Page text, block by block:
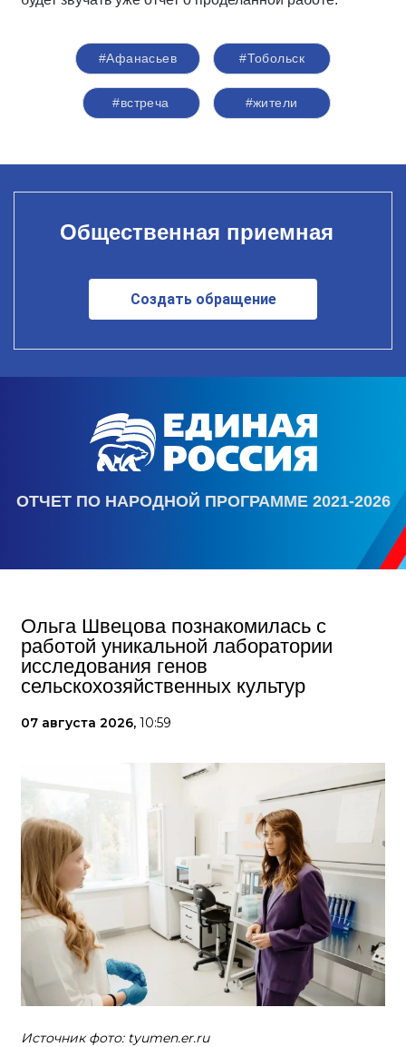
#Афанасьев #Тобольск
#встреча #жители
Общественная приемная
Создать обращение
ОТЧЕТ ПО НАРОДНОЙ ПРОГРАММЕ 2021-2026
Ольга Швецова познакомилась с
работой уникальной лаборатории
исследования генов
сельскохозяйственных культур
07 августа 2026, 10:59
Источник фото: tyumen.er.ru